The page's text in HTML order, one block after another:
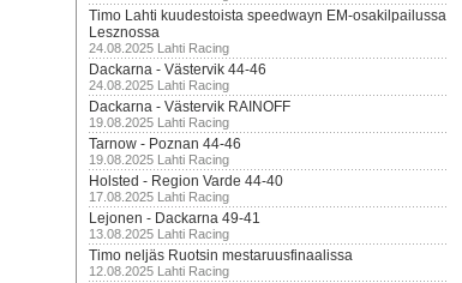
Timo Lahti kuudestoista speedwayn EM-osakilpailussa
Lesznossa
24.08.2025 Lahti Racing
Dackarna - Västervik 44-46
24.08.2025 Lahti Racing
Dackarna - Västervik RAINOFF
19.08.2025 Lahti Racing
Tarnow - Poznan 44-46
19.08.2025 Lahti Racing
Holsted - Region Varde 44-40
17.08.2025 Lahti Racing
Lejonen - Dackarna 49-41
13.08.2025 Lahti Racing
Timo neljäs Ruotsin mestaruusfinaalissa
12.08.2025 Lahti Racing